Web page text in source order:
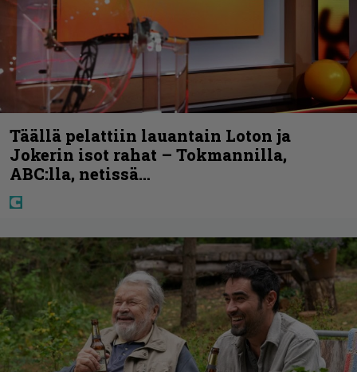
Täällä pelattiin lauantain Loton ja
Jokerin isot rahat – Tokmannilla,
ABC:lla, netissä…